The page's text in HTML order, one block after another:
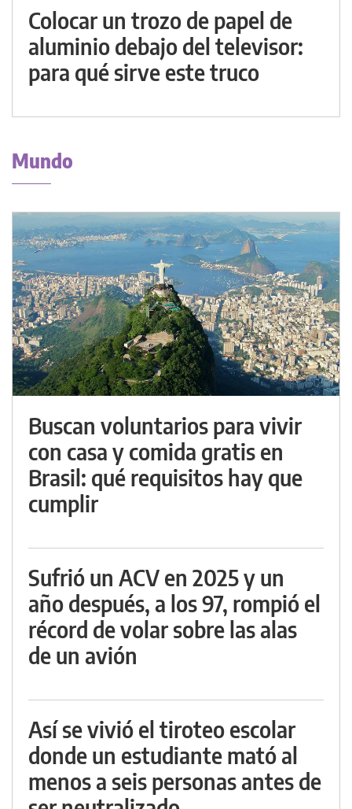
Colocar un trozo de papel de
aluminio debajo del televisor:
para qué sirve este truco
Mundo
Buscan voluntarios para vivir
con casa y comida gratis en
Brasil: qué requisitos hay que
cumplir
Sufrió un ACV en 2025 y un
año después, a los 97, rompió el
récord de volar sobre las alas
de un avión
Así se vivió el tiroteo escolar
donde un estudiante mató al
menos a seis personas antes de